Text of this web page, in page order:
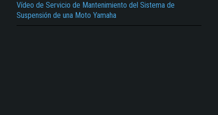
Vídeo de Servicio de Mantenimiento del Sistema de
Suspensión de una Moto Yamaha
El Título es incorrecto según el contenido.